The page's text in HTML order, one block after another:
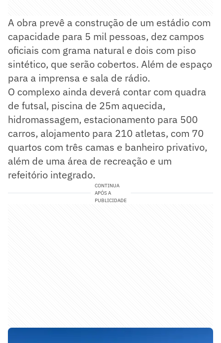
A obra prevê a construção de um estádio com
capacidade para 5 mil pessoas, dez campos
oficiais com grama natural e dois com piso
sintético, que serão cobertos. Além de espaço
para a imprensa e sala de rádio.
O complexo ainda deverá contar com quadra
de futsal, piscina de 25m aquecida,
hidromassagem, estacionamento para 500
carros, alojamento para 210 atletas, com 70
quartos com três camas e banheiro privativo,
além de uma área de recreação e um
refeitório integrado.
CONTINUA
APÓS A
PUBLICIDADE